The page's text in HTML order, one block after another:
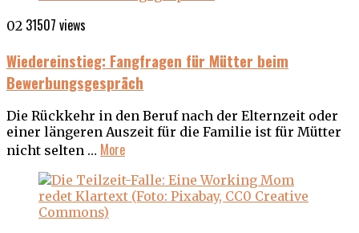
02 31507 views
Wiedereinstieg: Fangfragen für Mütter beim
Bewerbungsgespräch
Die Rückkehr in den Beruf nach der Elternzeit oder
einer längeren Auszeit für die Familie ist für Mütter
nicht selten … More